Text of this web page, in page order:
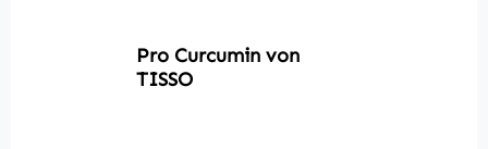
Pro Curcumin von
TISSO